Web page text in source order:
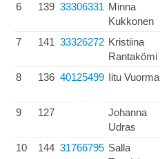
6
139 33306331 Minna
Kukkonen
7 141 33326272 Kristiina
Rantakömi
8 136 40125499 Iitu Vuorma
9 127
Johanna
Udras
10 144 31766795 Salla